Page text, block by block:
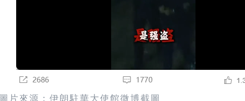
圖片來源：伊朗駐華大使館微博截圖